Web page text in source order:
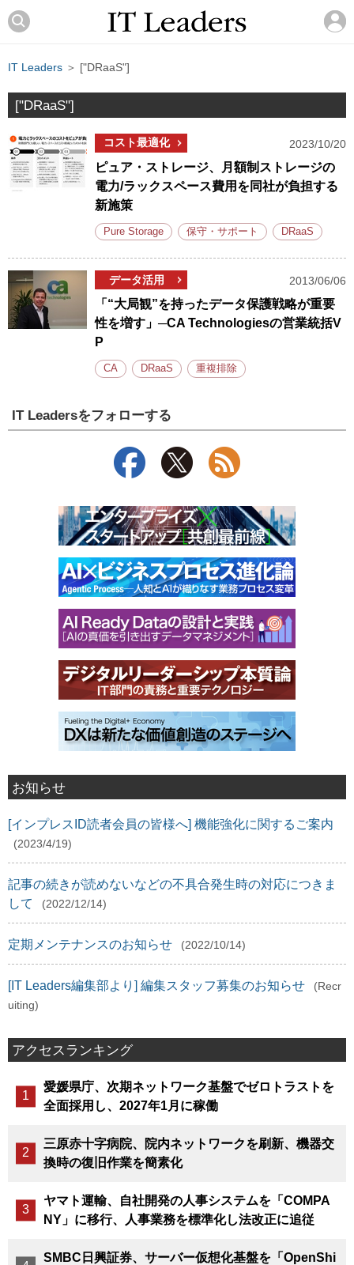
IT Leaders ＞ ["DRaaS"]
["DRaaS"]
コスト最適化 2023/10/20
ピュア・ストレージ、月額制ストレージの
電力/ラックスペース費用を同社が負担する
新施策
Pure Storage 保守・サポート DRaaS
データ活用 2013/06/06
「“大局観”を持ったデータ保護戦略が重要
性を増す」─CA Technologiesの営業統括V
P
CA DRaaS 重複排除
IT Leadersをフォローする
お知らせ
[インプレスID読者会員の皆様へ] 機能強化に関するご案内
(2023/4/19)
記事の続きが読めないなどの不具合発生時の対応につきま
して
(2022/12/14)
定期メンテナンスのお知らせ (2022/10/14)
[IT Leaders編集部より] 編集スタッフ募集のお知らせ
(Recr
uiting)
アクセスランキング
愛媛県庁、次期ネットワーク基盤でゼロトラストを
全面採用し、2027年1月に稼働
三原赤十字病院、院内ネットワークを刷新、機器交
換時の復旧作業を簡素化
ヤマト運輸、自社開発の人事システムを「COMPA
NY」に移行、人事業務を標準化し法改正に追従
SMBC日興証券、サーバー仮想化基盤を「OpenShi